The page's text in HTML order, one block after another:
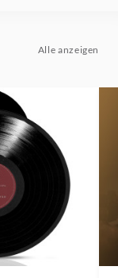
Alle anzeigen